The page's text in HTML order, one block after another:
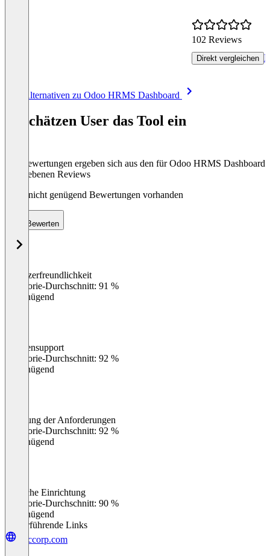
102 Reviews
Direkt vergleichen
Alle Alternativen zu Odoo HRMS Dashboard
So schätzen User das Tool ein
Die Bewertungen ergeben sich aus den für Odoo HRMS Dashboard
abgegebenen Reviews
Noch nicht genügend Bewertungen vorhanden
Bewerten
Benutzerfreundlichkeit
Kategorie-Durchschnitt: 91 %
Ungenügend
Kundensupport
Kategorie-Durchschnitt: 92 %
Ungenügend
Erfüllung der Anforderungen
Kategorie-Durchschnitt: 92 %
Ungenügend
Einfache Einrichtung
Kategorie-Durchschnitt: 90 %
Ungenügend
Weiterführende Links
sdlccorp.com